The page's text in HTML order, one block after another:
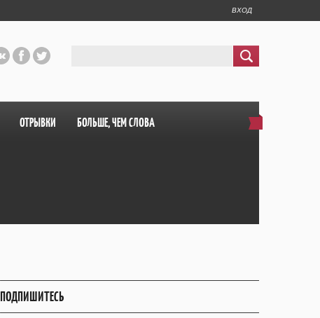
ВХОД
ОТРЫВКИ БОЛЬШЕ, ЧЕМ СЛОВА
ПОДПИШИТЕСЬ